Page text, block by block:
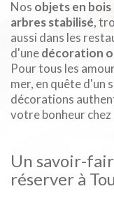
Nos objets en
arbres stabilisé,
aussi dans les
d'unedécoration
Pour tous les
mer, en quête d'un
décorations
votre bonheur
Un savoir-
réserver à